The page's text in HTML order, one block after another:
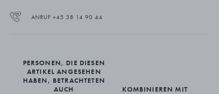
ANRUF +45 38 14 90 44
PERSONEN, DIE DIESEN
ARTIKEL ANGESEHEN
HABEN, BETRACHTETEN
AUCH
KOMBINIEREN MIT